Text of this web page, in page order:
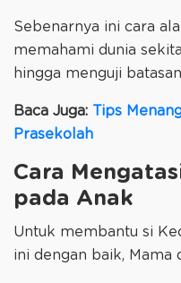
Sebenarnya ini cara
memahami dunia
hingga menguji
Baca Juga: Tips
Prasekolah
Cara
pada Anak
Untuk membantu si
ini dengan baik, Mama